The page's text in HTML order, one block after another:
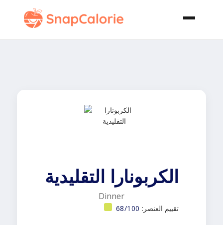
الكربونارا التقليدية
Dinner
تقييم العنصر: 68/100